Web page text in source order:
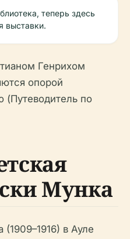
теперь здесь
выставки.
Генрихом
опорой
(Путеводитель по
Мунка
в Ауле